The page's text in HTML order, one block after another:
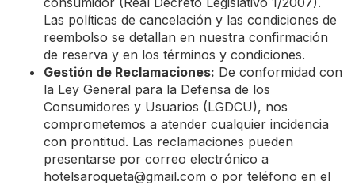
Las políticas de cancelación y las condiciones de
reembolso se detallan en nuestra confirmación
de reserva y en los términos y condiciones.
Gestión de Reclamaciones: De conformidad con
la Ley General para la Defensa de los
Consumidores y Usuarios (LGDCU), nos
comprometemos a atender cualquier incidencia
con prontitud. Las reclamaciones pueden
presentarse por correo electrónico a
hotelsaroqueta@gmail.com o por teléfono en el